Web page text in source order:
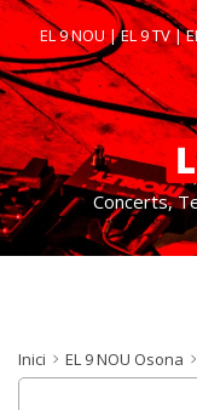
EL 9 NOU|EL 9 TV|
Concerts,
Inici EL 9 NOU Osona